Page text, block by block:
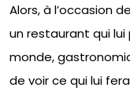
Alors, à l’occasion
un restaurant qui lui
monde,
de voir ce qui lui